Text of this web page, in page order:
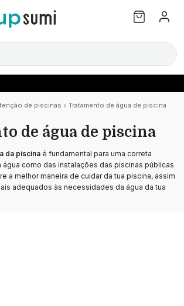
de piscinas Tratamento de água de piscina
de água de piscina
da piscina é fundamental para uma correta
água como das instalações das piscinas públicas
a melhor maneira de cuidar da tua piscina, assim
adequados às necessidades da água da tua